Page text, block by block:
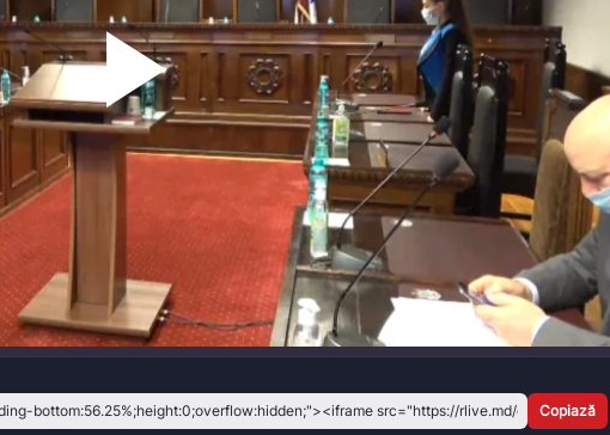
Play
Video
Copiază